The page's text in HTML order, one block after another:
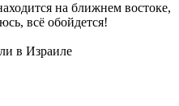
на ближнем востоке,
всё обойдется!
в Израиле